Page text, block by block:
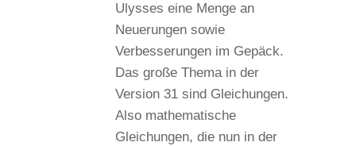
Ulysses eine Menge an
Neuerungen sowie
Verbesserungen im Gepäck.
Das große Thema in der
Version 31 sind Gleichungen.
Also mathematische
Gleichungen, die nun in der